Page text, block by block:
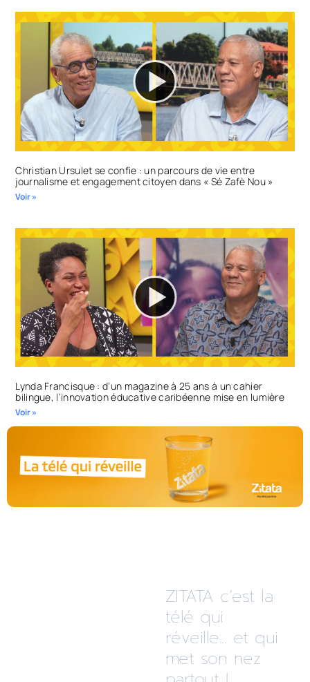
Christian Ursulet se confie : un parcours de vie entre
journalisme et engagement citoyen dans « Sé Zafè Nou »
Voir »
Lynda Francisque : d’un magazine à 25 ans à un cahier
bilingue, l’innovation éducative caribéenne mise en lumière
Voir »
ZITATA c’est la
télé qui
réveille... et qui
met son nez